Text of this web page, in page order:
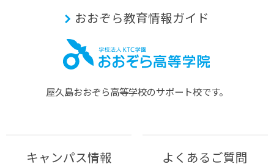
おおぞら教育情報ガイド
屋久島おおぞら⾼等学校のサポート校です。
キャンパス情報 よくあるご質問